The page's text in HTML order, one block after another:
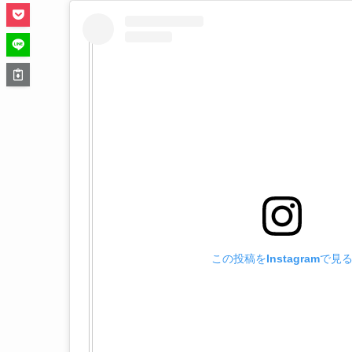
この投稿をInstagramで見る